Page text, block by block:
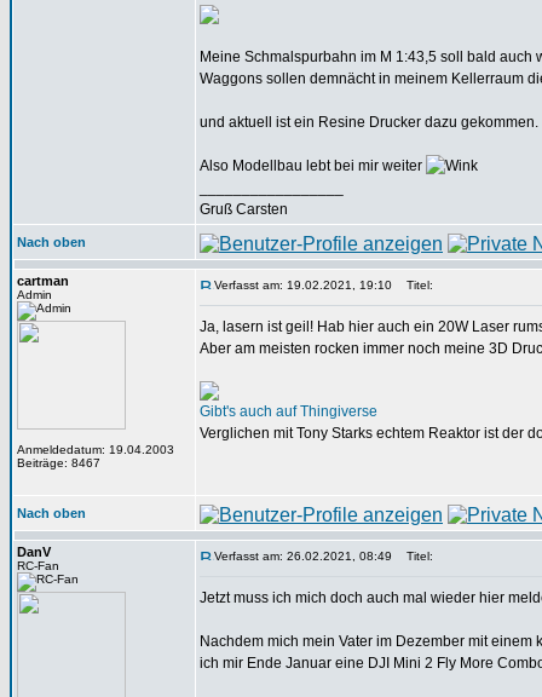
Meine Schmalspurbahn im M 1:43,5 soll bald
Waggons sollen demnächt in meinem Kellerraum
und aktuell ist ein Resine Drucker dazu
Also Modellbau lebt bei mir weiter
Gruß Carsten
Nach oben
cartman
Admin
Anmeldedatum: 19.04.2003
Beiträge: 8467
Verfasst am: 19.02.2021, 19:10 Titel:
Ja, lasern ist geil! Hab hier auch ein 20W Laser
Aber am meisten rocken immer noch meine 3D
Gibt's auch auf Thingiverse
Verglichen mit Tony Starks echtem Reaktor ist der
Nach oben
DanV
RC-Fan
Verfasst am: 26.02.2021, 08:49 Titel:
Jetzt muss ich mich doch auch mal wieder hier
Nachdem mich mein Vater im Dezember mit
ich mir Ende Januar eine DJI Mini 2 Fly More